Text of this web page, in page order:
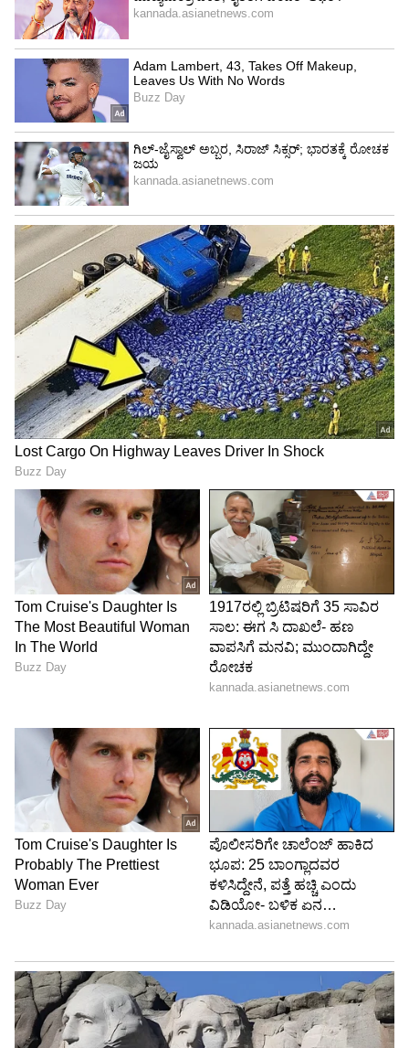
ಓರ್ವನ ಹತ್ಯೆ, 6 ಜನರಿಗೆ ಗಾಯ: ಬೆಳಗಾವಿಯ
ಗ್ಯಾಂಗ್‌ವಾರ್‌ ಭೀಕರತೆ ಬಿಚ್ಚಿಟ್ಟ ಬೊಲೆರೋ ವಾಹನ
ನಾವಿಬ್ಬರು ಪರಸ್ಪರ ಪ್ರೀತಿಸಿ, ಯಾವುದೇ ಒತ್ತಡವಿಲ್ಲದೇ
ಇಷ್ಟಪಟ್ಟು ಮದ್ವೆಯಾಗಿದ್ದೇವೆ ನಮಗೇನಾದ್ರೂ ಹೆಚ್ಚು ಕಡಿಮೆ
ಆದ್ರೆ ನಮ್ಮ ಮಾವಂದಿರೇ ಕಾರಣ ಅಂತಾ ರೇವತಿ
ಆರೋಪಿಸಿದ್ದಾರೆ.ಹೀಗಾಗಿ ನಮಗೆ ಜೀವ ರಕ್ಷಣೆ ಬೇಕು ಅಂತಾ
ಚಿಕ್ಕಮಗಳೂರು ಎಸ್ಪಿ ಅಕ್ಷಯ್ ಅವರಲ್ಲಿ ಮನವಿ ಮಾಡಿದ್ದಾರೆ.
ನಾವಿಬ್ಬರು ಪರಸ್ಪರ ಪ್ರೀತಿಸಿ, ಯಾವುದೇ ಒತ್ತಡವಿಲ್ಲದೇ
ಇಷ್ಟಪಟ್ಟು ಮದ್ವೆಯಾಗಿದ್ದೇವೆ ನಮಗೇನಾದ್ರೂ ಹೆಚ್ಚು ಕಡಿಮೆ
ಆದ್ರೆ ನಮ್ಮ ಮಾವಂದಿರೇ ಕಾರಣ ಅಂತ ದೂರಿದ್ದಾರೆ.
ಪ್ರಾಣ ಭಯದಿಂದ ಕಂಗಾಲಾದ ಜೋಡಿ ಹಕ್ಕಿ:
ಪೊಲೀಸರಿಗೆ ಮೊರೆ ಇಟ್ಟ ನವದಂಪತಿ
ಚಾಮರಾಜನಗರ: ಪ್ರೀತಿಸಿ ಓಡಿ ಹೋಗಿ ಮನೆಯವರ
ಆದರೀಗ ಹುಡುಗಿಯ ಪೋಷಕರಿಂದ ಈಗ ಈ ವಿವಾಹಿತ
ಪ್ರೇಮಿಗಳಿಗೆ ಜೀವ ಬೆದರಿಕೆ(Life Threatening) ಇದೆ.
ಸ್ವಚ್ಚಂದವಾಗಿ ಓಡಾಡಿಕೊಂಡಿರಬೇಕಾದ ಈ ಜೋಡಿ ಹಕ್ಕಿ
ಸದಾ ಭಯದಲ್ಲೇ ಅಡ್ಡಾಡುತ್ತಾ ಕಂಗಾಲಾಗಿದೆ.ವ ಈ
ರಕ್ಷಣೆಗಾಗಿ ಅಲೆದಾಡುತ್ತಿರುವ ಈ ವಿವಾಹಿತ ಪ್ರೇಮಿಗಳು
ಇದೀಗ ಪೊಲೀಸರ(Police) ಮೊರೆ ಹೋಗಿದ್ದ ಘಟನೆ
ಮಾ.25 ರಂದು ನಡೆದಿತ್ತು.